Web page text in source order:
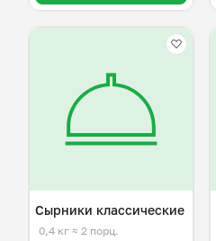
Сырники классические
0,4 кг ≈ 2 порц.